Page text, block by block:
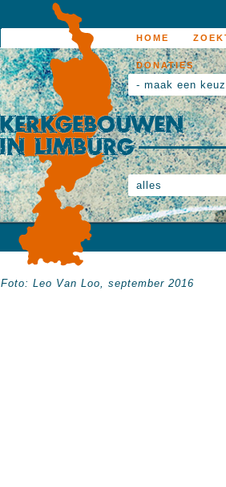
HOME
DONATIES
- maak een
alles
Foto: Leo Van Loo, september 2016